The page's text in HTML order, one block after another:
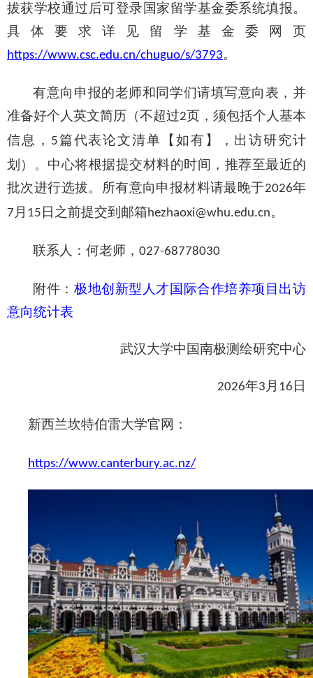
拔获学校通过后可登录国家留学基金委系统填报。
具体要求详见留学基金委网页
https://www.csc.edu.cn/chuguo/s/3793。
有意向申报的老师和同学们请填写意向表，并
准备好个人英文简历（不超过2页，须包括个人基本
信息， 5篇代表论文清单【如有】，出访研究计
划） 。 中心将根据提交材料的时间，推荐至最近的
批次进行选拔。所有意向申报材料请最晚于2026年
7 月 15 日 之前提交到邮箱hezhaoxi@whu.edu.cn。
联系人：何老师，027-68778030
附件：极地创新型人才国际合作培养项目出访
意向统计表
武汉大学中国南极测绘研究中心
2026年3 月 16 日
新西兰坎特伯雷大学官网：
https://www.canterbury.ac.nz/